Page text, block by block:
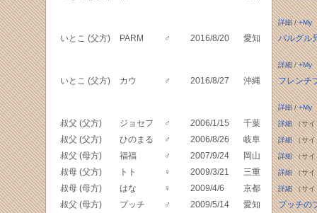
詳細/+My
いとこ (父方) PARM ♂ 2016/8/20 愛知 パルグル
詳細/+My
いとこ (父方) カウ ♂ 2016/8/27 沖縄 フレンチ
詳細/+My
叔父 (父方) ジョセフ ♂ 2006/1/15 千葉 詳細（サイ
叔父 (父方) ひのまる ♂ 2006/8/26 岐阜 詳細（サイ
叔父 (母方) 福福 ♂ 2007/9/24 岡山 詳細（サイ
叔母 (父方) トト ♀ 2009/3/21 三重 詳細（サイ
叔母 (母方) はな ♀ 2009/4/6 京都 詳細（サイ
叔父 (母方) プッチ ♂ 2009/5/14 愛知 プッチの